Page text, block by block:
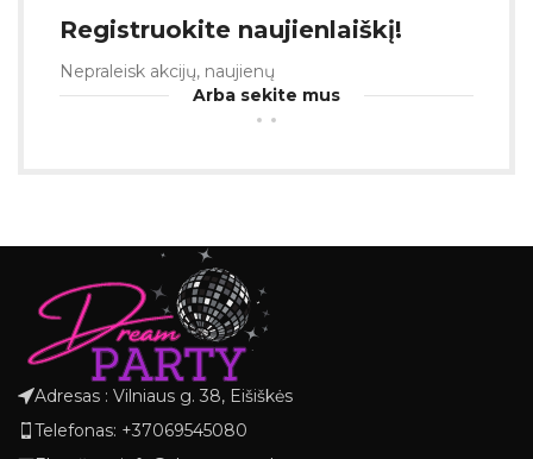
Registruokite naujienlaiškį!
Nepraleisk akcijų, naujienų
Arba sekite mus
Adresas : Vilniaus g. 38, Eišiškės
Telefonas: +37069545080